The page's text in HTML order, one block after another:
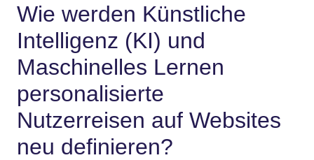
Wie werden Künstliche
Intelligenz (KI) und
Maschinelles Lernen
personalisierte
Nutzerreisen auf Websites
neu definieren?